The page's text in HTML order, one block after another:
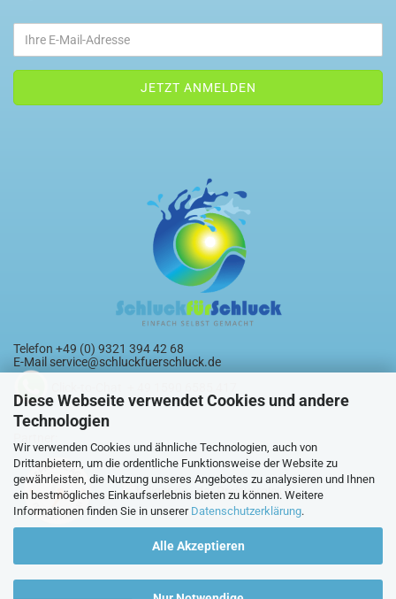
Diese Webseite verwendet Cookies und andere
Technologien
Wir verwenden Cookies und ähnliche Technologien, auch von
Drittanbietern, um die ordentliche Funktionsweise der Website zu
gewährleisten, die Nutzung unseres Angebotes zu analysieren und Ihnen
ein bestmögliches Einkaufserlebnis bieten zu können. Weitere
Informationen finden Sie in unserer Datenschutzerklärung.
Alle Akzeptieren
Telefon +49 (0) 9321 394 42 68
E-Mailservice@schluckfuerschluck.de